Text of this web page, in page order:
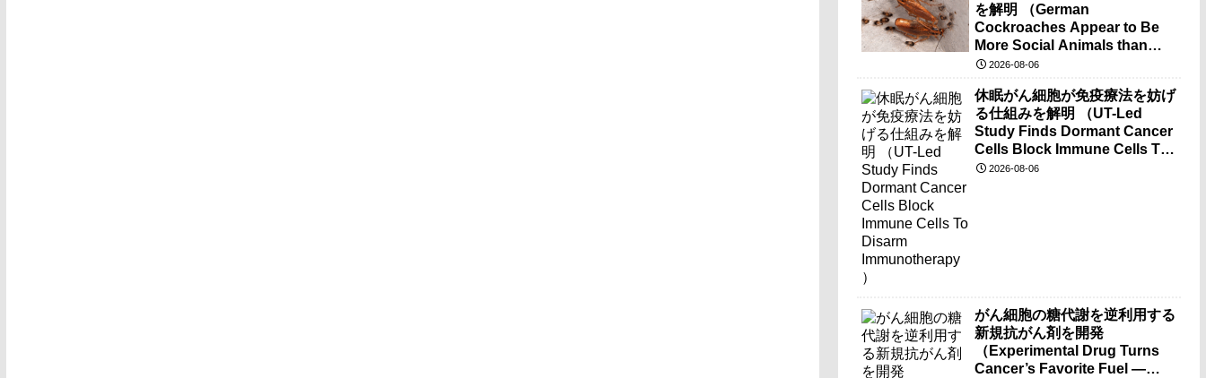
を解明 （German
Cockroaches Appear to Be
More Social Animals than
Previously Thought）
2026-08-06
休眠がん細胞が免疫療法を妨げ
る仕組みを解明 （UT-Led
Study Finds Dormant Cancer
Cells Block Immune Cells To
Disarm Immunotherapy）
2026-08-06
がん細胞の糖代謝を逆利用する
新規抗がん剤を開発
（Experimental Drug Turns
Cancer’s Favorite Fuel —